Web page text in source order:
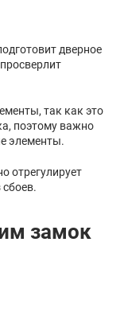
дверное
так как это
поэтому важно
элементы.
отрегулирует
замок